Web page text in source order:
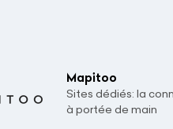
Mapitoo
Sites dédiés: la
à portée de main